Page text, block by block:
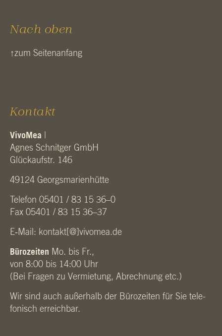
Nach oben
↑zum Sei­ten­an­fang
Kontakt
Vivo­Mea
Agnes Schnit­ger GmbH
Glück­aufstr. 146
49124 Georgs­ma­ri­en­hüt­te
Tele­fon 05401 / 83 15 36–0
Fax 05401 / 83 15 36–37
E‑Mail: kontakt[@]vivomea.de
Büro­zei­ten Mo. bis Fr.,
von 8:00 bis 14:00 Uhr
(Bei Fra­gen zu Ver­mie­tung, Abrech­nung etc.)
Wir sind auch außer­halb der Büro­zei­ten für Sie tele­
fo­nisch erreich­bar.